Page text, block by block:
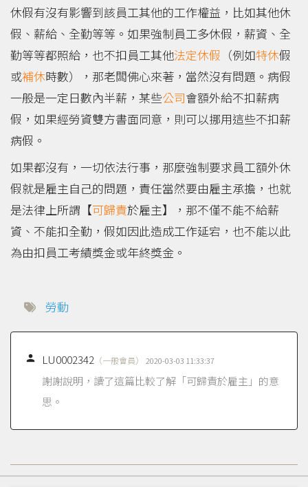
休假有沒有影響到該員工其他的工作權益，比如其他休
假、薪給、全勤等等。如果強制員工多休假，薪資、全
勤等等都照給，也不扣員工其他法定休假 （例如特休假
或補休時數），那老闆佛心來著，當然沒有問題。病假
一般是一定日數內半薪，某些公司會額外給不扣薪病
假，如果經勞資雙方書面同意，則可以挪用這些不扣薪
病假。
如果都沒有，一切依法行事，那麼強制要求員工額外休
假就是雇主自己的問題，責任當然要由雇主承擔，也就
是法律上所謂【可歸責於雇主】，那不僅不能不給薪
資、不能扣全勤，假如因此造成工作延宕，也不能以此
為由扣員工考績獎金或年終獎金。
勞動
 LU0002342 （一般會員） 2020-03-03 11:33:37
謝謝說明，讀了這篇比較了解「可歸責於雇主」的意
思。